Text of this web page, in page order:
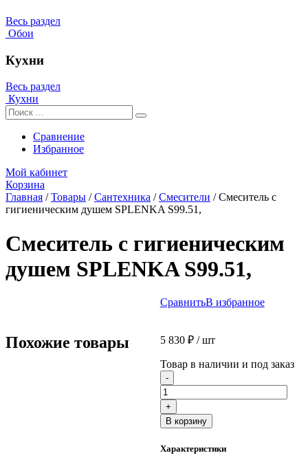
Весь раздел
Обои
Кухни
Весь раздел
Кухни
Сравнение
Избранное
Мой кабинет
Корзина
Главная /Товары /Сантехника /Смесители /Смеситель с
гигиеническим душем SPLENKA S99.51,
Смеситель с гигиеническим
душем SPLENKA S99.51,
СравнитьВ избранное
5 830 ₽/ шт
Товар в наличии и под заказ
- Количество
товара
Смеситель
с
гигиеническим
SPLENKA
+
В корзину
Характеристики
Похожие товары